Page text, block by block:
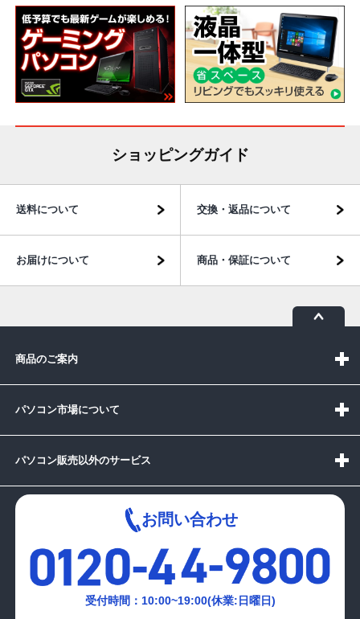
ショッピングガイド
送料について 交換・返品について
お届けについて 商品・保証について
商品のご案内
パソコン市場について
パソコン販売以外のサービス
お問い合わせ
受付時間：10:00~19:00(休業:日曜日)